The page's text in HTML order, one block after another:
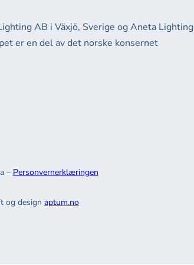
AB i Växjö, Sverige og Aneta Lighting
er en del av det norske konsernet
– Personvernerklæringen
og design aptum.no